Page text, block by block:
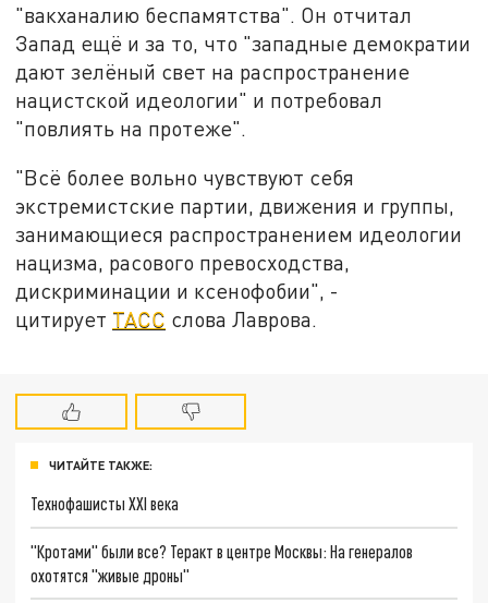
"вакханалию беспамятства". Он отчитал
Запад ещё и за то, что "западные демократии
дают зелёный свет на распространение
нацистской идеологии" и потребовал
"повлиять на протеже".
"Всё более вольно чувствуют себя
экстремистские партии, движения и группы,
занимающиеся распространением идеологии
нацизма, расового превосходства,
дискриминации и ксенофобии", -
цитирует ТАСС слова Лаврова.
ЧИТАЙТЕ ТАКЖЕ:
Технофашисты XXI века
"Кротами" были все? Теракт в центре Москвы: На генералов
охотятся "живые дроны"